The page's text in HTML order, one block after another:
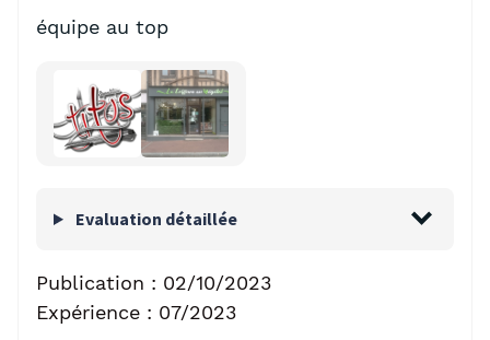
équipe au top
Evaluation détaillée
Publication : 02/10/2023
Expérience : 07/2023